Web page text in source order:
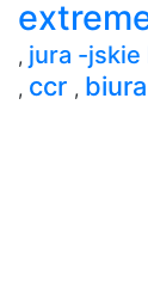
, jura -jskie
, ccr ,